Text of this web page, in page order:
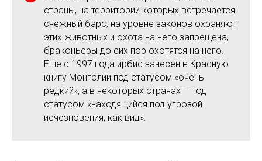
страны, на территории которых встречается
снежный барс, на уровне законов охраняют
этих животных и охота на него запрещена,
браконьеры до сих пор охотятся на него.
Еще с 1997 года ирбис занесен в Красную
книгу Монголии под статусом «очень
редкий», а в некоторых странах – под
статусом «находящийся под угрозой
исчезновения, как вид».